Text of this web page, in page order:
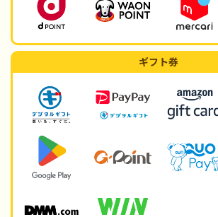
ギフト券